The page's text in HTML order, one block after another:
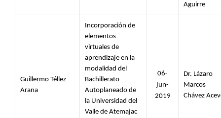
Aguirre
Guillermo Téllez
Arana
Incorporación de
elementos
virtuales de
aprendizaje en la
modalidad del
Bachillerato
Autoplaneado de
la Universidad del
Valle de Atemajac
06-
jun-
2019
Dr. Lázaro
Marcos
Chávez